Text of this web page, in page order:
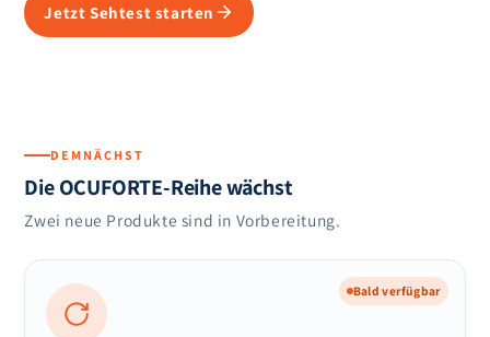
Jetzt Sehtest starten
DEMNÄCHST
Die OCUFORTE-Reihe wächst
Zwei neue Produkte sind in Vorbereitung.
Bald verfügbar